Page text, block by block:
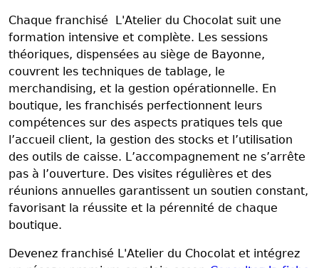
Chaque franchisé L'Atelier du Chocolat suit une
formation intensive et complète. Les sessions
théoriques, dispensées au siège de Bayonne,
couvrent les techniques de tablage, le
merchandising, et la gestion opérationnelle. En
boutique, les franchisés perfectionnent leurs
compétences sur des aspects pratiques tels que
l’accueil client, la gestion des stocks et l’utilisation
des outils de caisse. L’accompagnement ne s’arrête
pas à l’ouverture. Des visites régulières et des
réunions annuelles garantissent un soutien constant,
favorisant la réussite et la pérennité de chaque
boutique.
Devenez franchisé L'Atelier du Chocolat et intégrez